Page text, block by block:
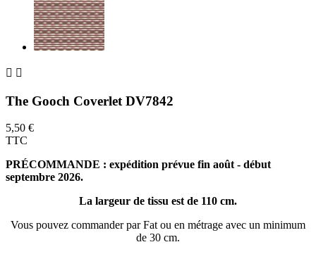
 
The Gooch Coverlet DV7842
5,50 €
TTC
PRÉCOMMANDE : expédition prévue fin août - début
septembre 2026.
La largeur de tissu est de 110 cm.
Vous pouvez commander par Fat ou en métrage avec un minimum
de 30 cm.